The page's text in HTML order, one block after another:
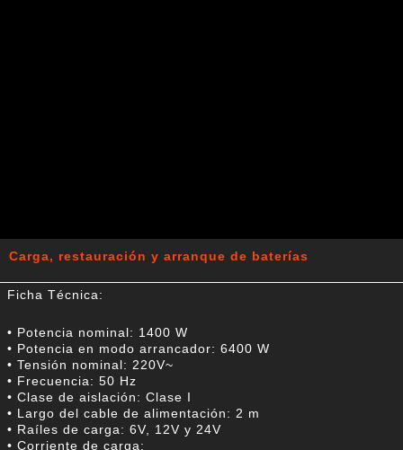
Carga, restauración y arranque de baterías
Ficha Técnica:
• Potencia nominal: 1400 W
• Potencia en modo arrancador: 6400 W
• Tensión nominal: 220V~
• Frecuencia: 50 Hz
• Clase de aislación: Clase I
• Largo del cable de alimentación: 2 m
• Raíles de carga: 6V, 12V y 24V
• Corriente de carga: